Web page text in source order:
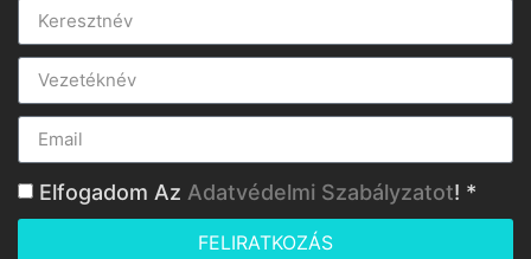
Elfogadom Az Adatvédelmi Szabályzatot! *
FELIRATKOZÁS